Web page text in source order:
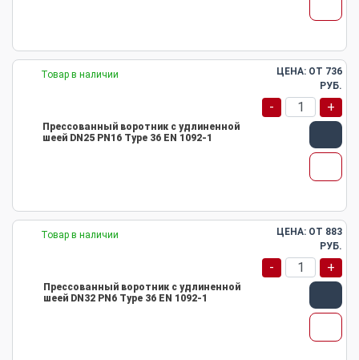
Товар в наличии
Прессованный воротник с удлиненной
шеей DN25 PN16 Type 36 EN 1092-1
ЦЕНА: ОТ 736
РУБ.
- +
Товар в наличии
Прессованный воротник с удлиненной
шеей DN32 PN6 Type 36 EN 1092-1
ЦЕНА: ОТ 883
РУБ.
- +